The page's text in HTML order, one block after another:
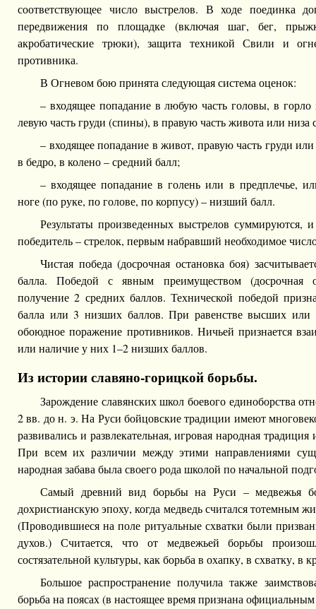
соответствующее число выстрелов. В ходе поединка
передвижения по площадке (включая шаг, бег,
акробатические трюки), защита техникой Свили и
противника.
В Огневом бою принята следующая система оценок:
– входящее попадание в любую часть головы, в
левую часть груди (спины), в правую часть живота или
– входящее попадание в живот, правую часть груди
в бедро, в колено – средний балл;
– входящее попадание в голень или в предплечье,
ноге (по руке, по голове, по корпусу) – низший балл.
Результаты произведенных выстрелов суммируются,
победитель – стрелок, первым набравший необходимое
Чистая победа (досрочная остановка боя)
балла. Победой с явным преимуществом (досрочная
получение 2 средних баллов. Технической победой
балла или 3 низших баллов. При равенстве высших или
обоюдное поражение противников. Ничьей признается
или наличие у них 1–2 низших баллов.
Из истории славяно-горицкой борьбы.
Зарождение славянских школ боевого единоборства
2 вв. до н. э. На Руси бойцовские традиции имеют
развивались и развлекательная, игровая народная
При всем их различии между этими направлениями
народная забава была своего рода школой по начальной
Самый древний вид борьбы на Руси – медвежья
дохристианскую эпоху, когда медведь считался тотемным
(Проводившиеся на поле ритуальные схватки были
духов.) Считается, что от медвежьей борьбы
состязательной культуры, как борьба в охапку, в схватку, в
Большое распространение получила также
борьба на поясах (в настоящее время признана